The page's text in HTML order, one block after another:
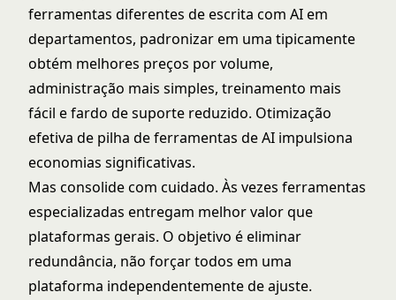
ferramentas diferentes de escrita com AI em
departamentos, padronizar em uma tipicamente
obtém melhores preços por volume,
administração mais simples, treinamento mais
fácil e fardo de suporte reduzido. Otimização
efetiva de pilha de ferramentas de AI impulsiona
economias significativas.
Mas consolide com cuidado. Às vezes ferramentas
especializadas entregam melhor valor que
plataformas gerais. O objetivo é eliminar
redundância, não forçar todos em uma
plataforma independentemente de ajuste.